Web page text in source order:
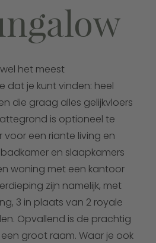
het meest
dat je kunt vinden: heel
die graag alles gelijkvloers
is optioneel te
voor een riante living en
en slaapkamers
woning met een kantoor
zijn namelijk, met
3 in plaats van 2 royale
Opvallend is de prachtig
groot raam. Waar je ook